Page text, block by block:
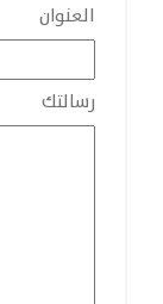
العنوان
رسالتك